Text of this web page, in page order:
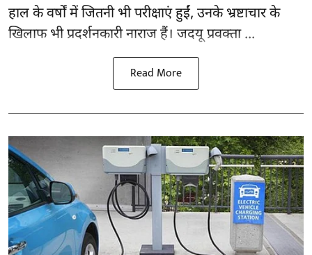
हाल के वर्षों में जितनी भी परीक्षाएं हुईं, उनके भ्रष्टाचार के
खिलाफ भी प्रदर्शनकारी नाराज हैं। जदयू प्रवक्ता ...
Read More